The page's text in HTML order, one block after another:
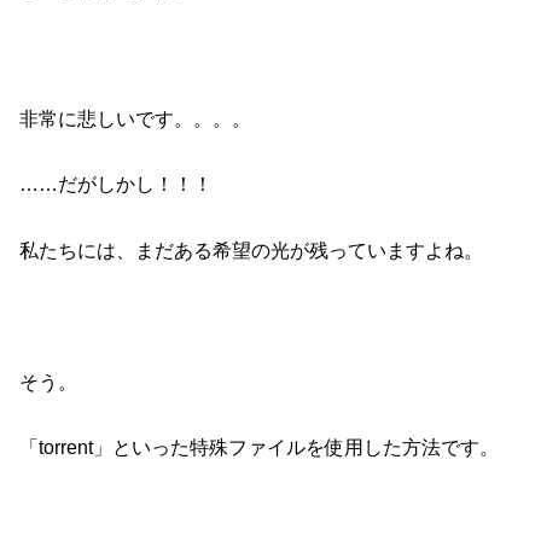
非常に悲しいです。。。。
……だがしかし！！！
私たちには、まだある希望の光が残っていますよね。
そう。
「torrent」といった特殊ファイルを使用した方法です。